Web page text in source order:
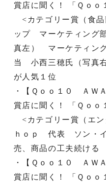
賞店に聞く！ 「Ｑｏｏ
<カテゴリー賞（食
ップ マーケティング
真左） マーケティン
当 小西三穂氏（写真
が人気１位
・【Ｑｏｏ１０ Ａ
賞店に聞く！ 「Ｑｏｏ
<カテゴリー賞（エ
ｈｏｐ 代表 ソン・イ
売、商品の工夫続ける
・【Ｑｏｏ１０ Ａ
賞店に聞く！ 「Ｑｏｏ